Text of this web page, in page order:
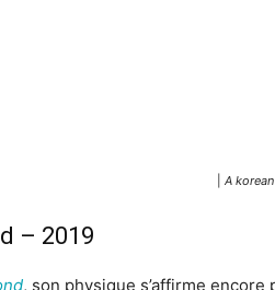
A
– 2019
, son physique s’affirme